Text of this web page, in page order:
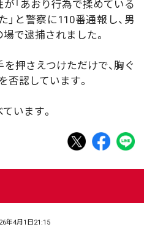
「あおり行為で揉めている
と警察に110番通報し、男
で逮捕されました。
押さえつけただけで、胸ぐ
否認しています。
います。
年4月1日21:15